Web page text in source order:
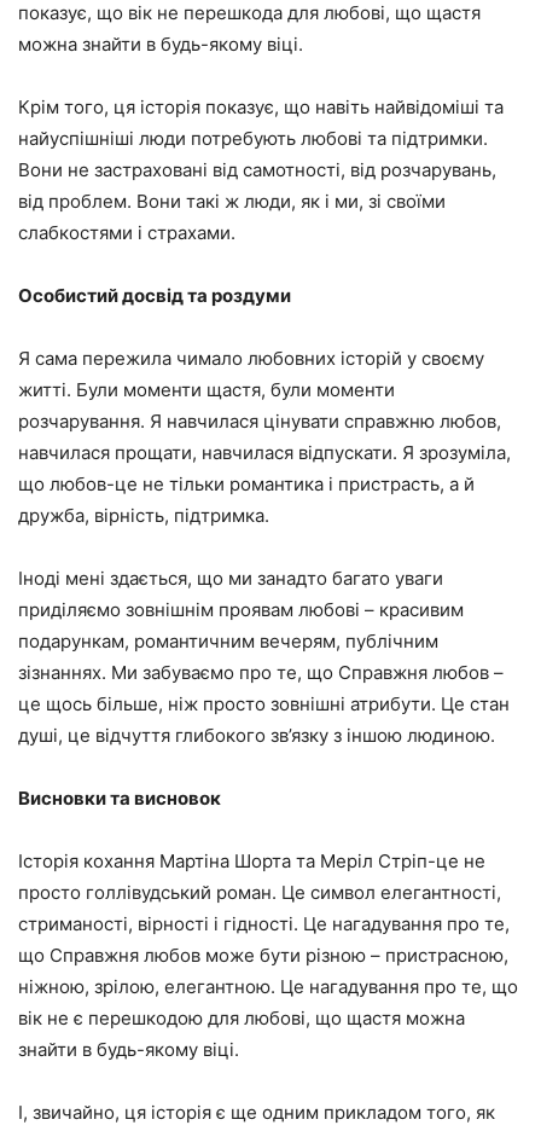
показує, що вік не перешкода для любові, що щастя
можна знайти в будь-якому віці.
Крім того, ця історія показує, що навіть найвідоміші та
найуспішніші люди потребують любові та підтримки.
Вони не застраховані від самотності, від розчарувань,
від проблем. Вони такі ж люди, як і ми, зі своїми
слабкостями і страхами.
Особистий досвід та роздуми
Я сама пережила чимало любовних історій у своєму
житті. Були моменти щастя, були моменти
розчарування. Я навчилася цінувати справжню любов,
навчилася прощати, навчилася відпускати. Я зрозуміла,
що любов-це не тільки романтика і пристрасть, а й
дружба, вірність, підтримка.
Іноді мені здається, що ми занадто багато уваги
приділяємо зовнішнім проявам любові – красивим
подарункам, романтичним вечерям, публічним
зізнаннях. Ми забуваємо про те, що Справжня любов –
це щось більше, ніж просто зовнішні атрибути. Це стан
душі, це відчуття глибокого зв’язку з іншою людиною.
Висновки та висновок
Історія кохання Мартіна Шорта та Меріл Стріп-це не
просто голлівудський роман. Це символ елегантності,
стриманості, вірності і гідності. Це нагадування про те,
що Справжня любов може бути різною – пристрасною,
ніжною, зрілою, елегантною. Це нагадування про те, що
вік не є перешкодою для любові, що щастя можна
знайти в будь-якому віці.
І, звичайно, ця історія є ще одним прикладом того, як